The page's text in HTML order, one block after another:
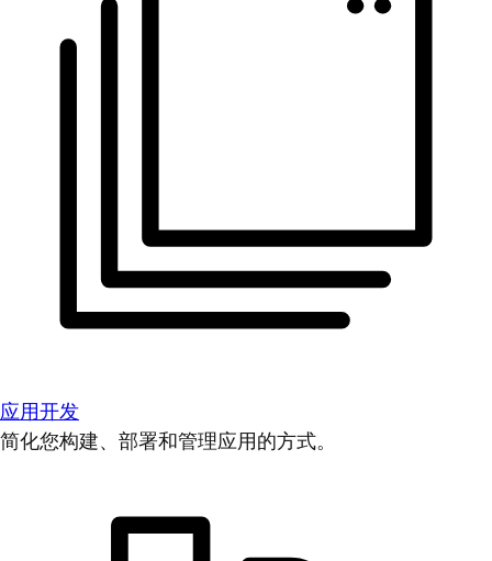
应用开发
简化您构建、部署和管理应用的方式。